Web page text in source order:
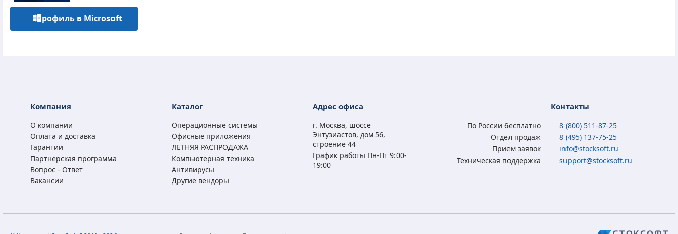
Профиль в Microsoft
Компания
О компании
Оплата и доставка
Гарантии
Партнерская программа
Вопрос - Ответ
Вакансии
Каталог
Операционные системы
Офисные приложения
ЛЕТНЯЯ РАСПРОДАЖА
Компьютерная техника
Антивирусы
Другие вендоры
Адрес офиса
г. Москва, шоссе
Энтузиастов, дом 56,
строение 44
График работы Пн-Пт 9:00-
19:00
Контакты
По России бесплатно
8 (800) 511-87-25
Отдел продаж
8 (495) 137-75-25
Прием заявок
info@stocksoft.ru
Техническая поддержка
support@stocksoft.ru